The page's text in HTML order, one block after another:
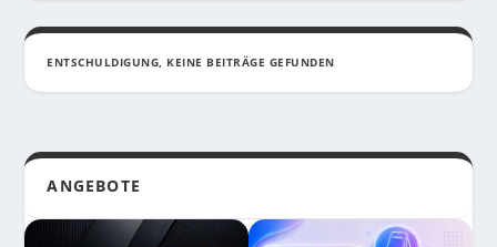
ENTSCHULDIGUNG, KEINE BEITRÄGE GEFUNDEN
ANGEBOTE